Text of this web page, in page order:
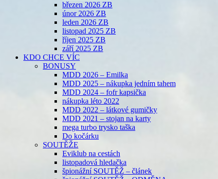
březen 2026 ZB
únor 2026 ZB
leden 2026 ZB
listopad 2025 ZB
říjen 2025 ZB
září 2025 ZB
KDO CHCE VÍC
BONUSY
MDD 2026 – Emilka
MDD 2025 – nákupka jedním tahem
MDD 2024 – fofr kapsička
nákupka léto 2022
MDD 2022 – látkové gumičky
MDD 2021 – stojan na karty
mega turbo trysko taška
Do kočárku
SOUTĚŽE
Eviklub na cestách
listopadová hledačka
špionážní SOUTĚŽ – článek